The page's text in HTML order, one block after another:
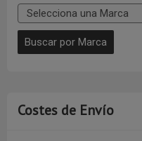
Costes de Envío